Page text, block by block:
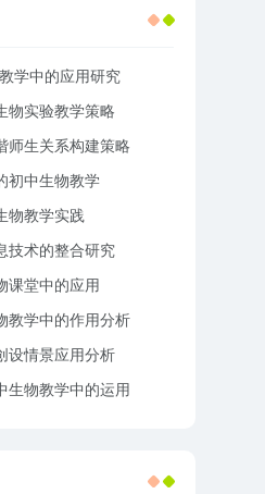
学中的应用研究
物实验教学策略
师生关系构建策略
初中生物教学
物教学实践
技术的整合研究
课堂中的应用
教学中的作用分析
设情景应用分析
生物教学中的运用